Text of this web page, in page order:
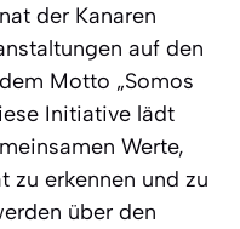
der Kanaren
auf den
Motto „Somos
Initiative lädt
Werte,
zu erkennen und zu
über den